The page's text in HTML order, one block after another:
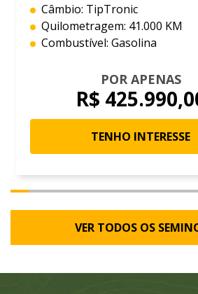
Câmbio: TipTronic
Quilometragem: 41.000 KM
Combustível: Gasolina
POR APENAS
R$
TENHO INTERESSE
VER TODOS OS